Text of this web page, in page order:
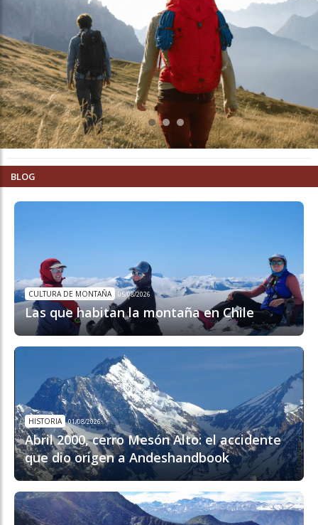
BLOG
CULTURA DE MONTAÑA 05/08/2026
Las que habitan la montaña en Chile
HISTORIA 01/08/2026
Abril 2000, cerro Mesón Alto: el accidente
que dio origen a Andeshandbook